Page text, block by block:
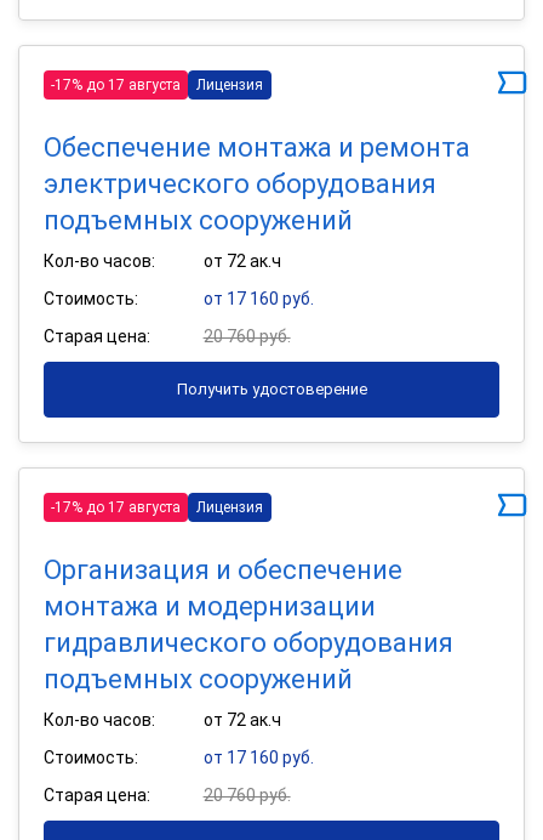
-17% до 17 августа Лицензия
Обеспечение монтажа и ремонта
электрического оборудования
подъемных сооружений
Кол-во часов:
от 72 ак.ч
Стоимость:
от 17 160 руб.
Старая цена:
20 760 руб.
Получить удостоверение
-17% до 17 августа Лицензия
Организация и обеспечение
монтажа и модернизации
гидравлического оборудования
подъемных сооружений
Кол-во часов:
от 72 ак.ч
Стоимость:
от 17 160 руб.
Старая цена:
20 760 руб.